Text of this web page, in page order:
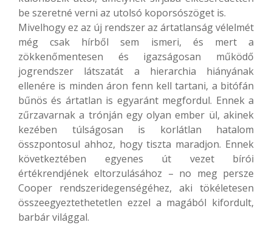
be szeretné verni az utolsó koporsószöget is.
Mivelhogy ez az új rendszer az ártatlanság vélelmét
még csak hírből sem ismeri, és mert a
zökkenőmentesen és igazságosan működő
jogrendszer látszatát a hierarchia hiányának
ellenére is minden áron fenn kell tartani, a bitófán
bűnös és ártatlan is egyaránt megfordul. Ennek a
zűrzavarnak a trónján egy olyan ember ül, akinek
kezében túlságosan is korlátlan hatalom
összpontosul ahhoz, hogy tiszta maradjon. Ennek
következtében egyenes út vezet bírói
értékrendjének eltorzulásához – no meg persze
Cooper rendszeridegenségéhez, aki tökéletesen
összeegyeztethetetlen ezzel a magából kifordult,
barbár világgal.